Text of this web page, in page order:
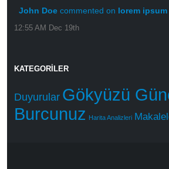
John Doe commented on lorem
12:55 AM Dec 19th
KATEGORILER
Duyurular Gökyüzü
Burcunuz
Harita Analizleri